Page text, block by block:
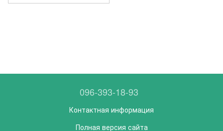
096-393-18-93
Контактная информация
Полная версия сайта